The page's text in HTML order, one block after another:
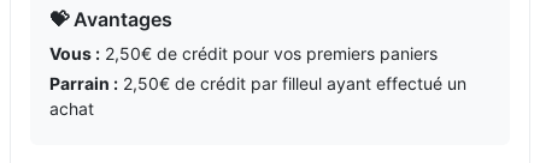
💝 Avantages
Vous : 2,50€ de crédit pour vos premiers paniers
Parrain : 2,50€ de crédit par filleul ayant effectué un
achat